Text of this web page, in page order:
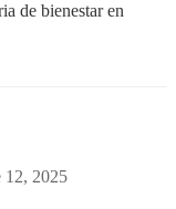
de bienestar en
12, 2025